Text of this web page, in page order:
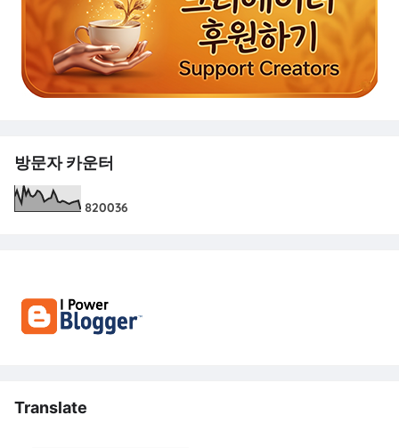
방문자 카운터
820036
Translate